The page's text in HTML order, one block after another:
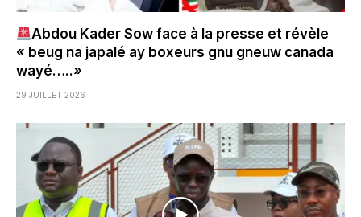
Abdou Kader Sow face à la presse et révèle
« beug na japalé ay boxeurs gnu gneuw canada
wayé…..»
29 JUILLET 2026